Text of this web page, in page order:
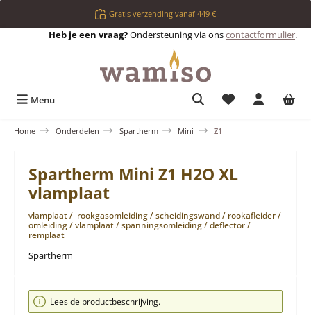
Ga naar de hoofdinhoudGratis verzending vanaf 449 €
Heb je een vraag?Ondersteuning via onscontactformulier.
Menu Je hebt 0 items
Home Onderdelen Spartherm Mini Z1
Spartherm Mini Z1 H2O XL
vlamplaat
vlamplaat / rookgasomleiding / scheidingswand / rookafleider /
omleiding / vlamplaat / spanningsomleiding / deflector /
remplaat
Spartherm
Afbeeldingengalerij overslaan
Lees de productbeschrijving.